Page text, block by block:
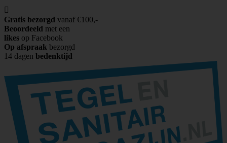

Gratis bezorgd vanaf €100,-
Beoordeeld met een
likes op Facebook
Op afspraak bezorgd
14 dagen bedenktijd